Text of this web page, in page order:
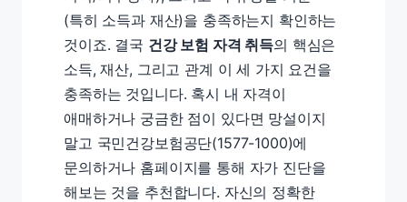
(특히 소득과 재산)을 충족하는지 확인하는
것이죠. 결국 건강 보험 자격 취득의 핵심은
소득, 재산, 그리고 관계 이 세 가지 요건을
충족하는 것입니다. 혹시 내 자격이
애매하거나 궁금한 점이 있다면 망설이지
말고 국민건강보험공단(1577-1000)에
문의하거나 홈페이지를 통해 자가 진단을
해보는 것을 추천합니다. 자신의 정확한